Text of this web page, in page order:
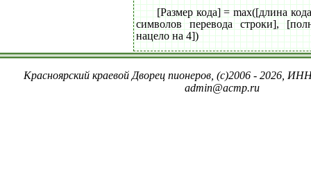
[Размер кода] = max([длина
символов перевода строки],
нацело на 4])
Красноярский краевой Дворец пионеров, (c)2006 - 2026,
admin@acmp.ru